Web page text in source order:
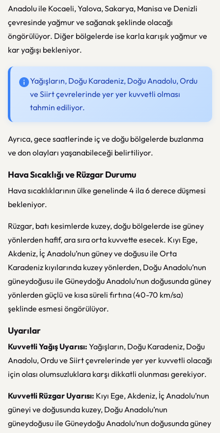
Anadolu ile Kocaeli, Yalova, Sakarya, Manisa ve Denizli
çevresinde yağmur ve sağanak şeklinde olacağı
öngörülüyor. Diğer bölgelerde ise karla karışık yağmur ve
kar yağışı bekleniyor.
Yağışların, Doğu Karadeniz, Doğu Anadolu, Ordu
ve Siirt çevrelerinde yer yer kuvvetli olması
tahmin ediliyor.
Ayrıca, gece saatlerinde iç ve doğu bölgelerde buzlanma
ve don olayları yaşanabileceği belirtiliyor.
Hava Sıcaklığı ve Rüzgar Durumu
Hava sıcaklıklarının ülke genelinde 4 ila 6 derece düşmesi
bekleniyor.
Rüzgar, batı kesimlerde kuzey, doğu bölgelerde ise güney
yönlerden hafif, ara sıra orta kuvvette esecek. Kıyı Ege,
Akdeniz, İç Anadolu’nun güney ve doğusu ile Orta
Karadeniz kıyılarında kuzey yönlerden, Doğu Anadolu’nun
güneydoğusu ile Güneydoğu Anadolu’nun doğusunda güney
yönlerden güçlü ve kısa süreli fırtına (40-70 km/sa)
şeklinde esmesi öngörülüyor.
Uyarılar
Kuvvetli Yağış Uyarısı: Yağışların, Doğu Karadeniz, Doğu
Anadolu, Ordu ve Siirt çevrelerinde yer yer kuvvetli olacağı
için olası olumsuzluklara karşı dikkatli olunması gerekiyor.
Kuvvetli Rüzgar Uyarısı: Kıyı Ege, Akdeniz, İç Anadolu’nun
güneyi ve doğusunda kuzey, Doğu Anadolu’nun
güneydoğusu ile Güneydoğu Anadolu’nun doğusunda güney